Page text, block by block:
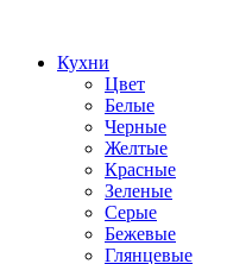
Кухни
Цвет
Белые
Черные
Желтые
Красные
Зеленые
Серые
Бежевые
Глянцевые